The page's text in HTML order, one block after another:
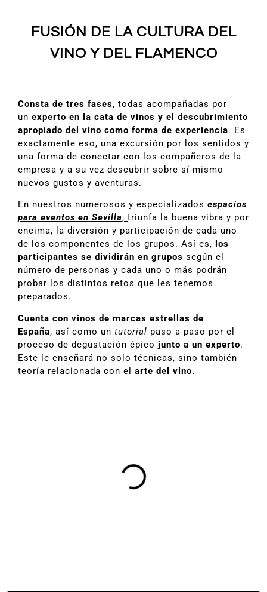
FUSIÓN DE LA CULTURA DEL
VINO Y DEL FLAMENCO
Consta de tres fases, todas acompañadas por
un experto en la cata de vinos y el descubrimiento
apropiado del vino como forma de experiencia. Es
exactamente eso, una excursión por los sentidos y
una forma de conectar con los compañeros de la
empresa y a su vez descubrir sobre sí mismo
nuevos gustos y aventuras.
En nuestros numerosos y especializados espacios
para eventos en Sevilla, triunfa la buena vibra y por
encima, la diversión y participación de cada uno
de los componentes de los grupos. Así es,
los
participantes se dividirán en grupos según el
número de personas y cada uno o más podrán
probar los distintos retos que les tenemos
preparados.
Cuenta con vinos de marcas estrellas de
España, así como un tutorial paso a paso por el
proceso de degustación épico junto a un experto.
Este le enseñará no solo técnicas, sino también
teoría relacionada con el arte del vino.